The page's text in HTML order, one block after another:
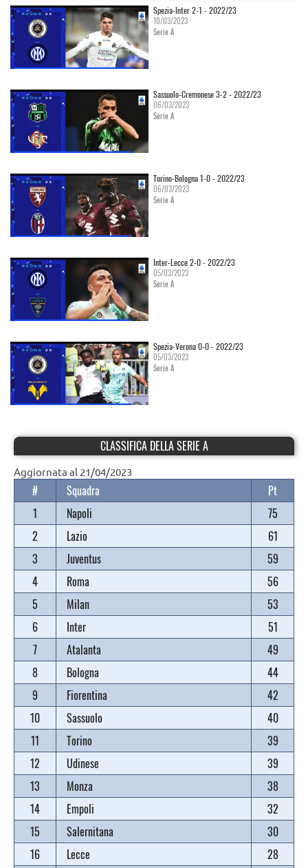
Spezia-Inter 2-1 - 2022/23
10/03/2023
Serie A
Sassuolo-Cremonese 3-2 - 2022/23
06/03/2023
Serie A
Torino-Bologna 1-0 - 2022/23
06/03/2023
Serie A
Inter-Lecce 2-0 - 2022/23
05/03/2023
Serie A
Spezia-Verona 0-0 - 2022/23
05/03/2023
Serie A
CLASSIFICA DELLA SERIE A
Aggiornata al 21/04/2023
# Squadra
Pt
1
Napoli
75
2
Lazio
61
3
Juventus
59
4
Roma
56
5
Milan
53
6
Inter
51
7
Atalanta
49
8
Bologna
44
9
Fiorentina
42
10
Sassuolo
40
11
Torino
39
12
Udinese
39
13
Monza
38
14
Empoli
32
15
Salernitana
30
16
Lecce
28